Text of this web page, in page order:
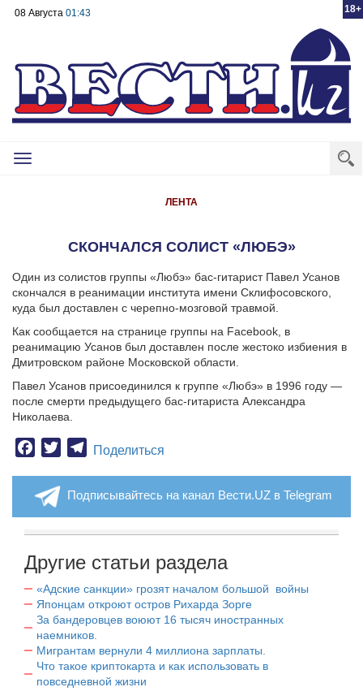
18+
08 Августа 01:43
Toggle
ЛЕНТА
СКОНЧАЛСЯ СОЛИСТ «ЛЮБЭ»
Один из солистов группы «Любэ» бас-гитарист Павел Усанов
скончался в реанимации института имени Склифосовского,
куда был доставлен с черепно-мозговой травмой.
Как сообщается на странице группы на Facebook, в
реанимацию Усанов был доставлен после жестоко избиения в
Дмитровском районе Московской области.
Павел Усанов присоединился к группе «Любэ» в 1996 году —
после смерти предыдущего бас-гитариста Александра
Николаева.
Facebook
TwitterTelegram
Поделиться
Подписывайтесь на канал Вести.UZ в Telegram
Другие статьи раздела
«Адские санкции» грозят началом большой войны
Японцам откроют остров Рихарда Зорге
За бандеровцев воюют 16 тысяч иностранных
наемников.
Мигрантам вернули 4 миллиона зарплаты.
Что такое криптокарта и как использовать в
повседневной жизни